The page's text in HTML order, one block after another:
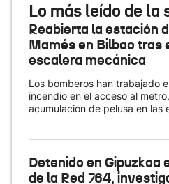
Lo más leído de la
Reabierta la estación
Mamés en Bilbao tras
escalera mecánica
Los bomberos han trabajado
incendio en el acceso al
acumulación de pelusa en las
Detenido en Gipuzkoa
de la Red 764,